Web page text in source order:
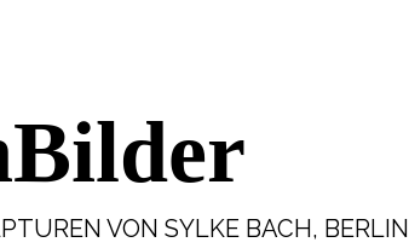
VON SYLKE BACH, BERLIN